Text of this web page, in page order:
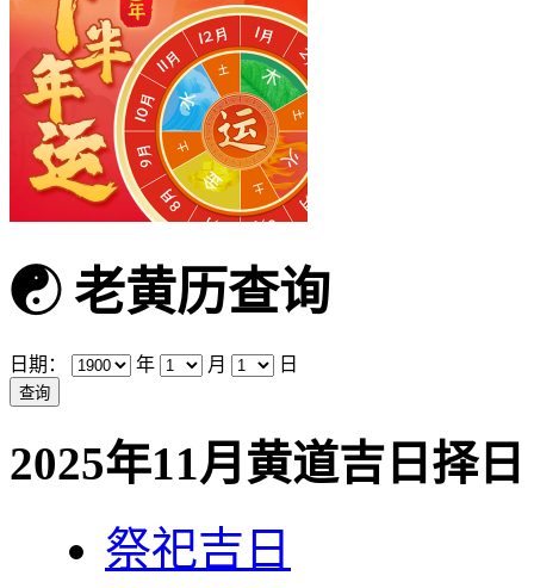
☯老黄历查询
日期： 年 月 日
2025年11月黄道吉日择日
祭祀吉日